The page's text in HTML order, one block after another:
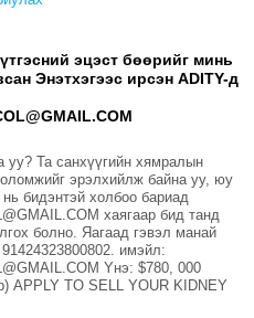
эцэст бөөрийг минь
Энэтхэгээс ирсэн ADITY-д
уу? Та санхүүгийн хямралын
эрэлхийлж байна уу, юу
бидэнтэй холбоо бариад
хаягаар бид танд
болно. Яагаад гэвэл манай
имэйл:
Yнэ: $780, 000
APPLY TO SELL YOUR KIDNEY